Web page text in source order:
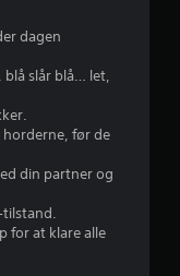
dagen
blå slår blå… let,
før de
din partner og
for at klare alle